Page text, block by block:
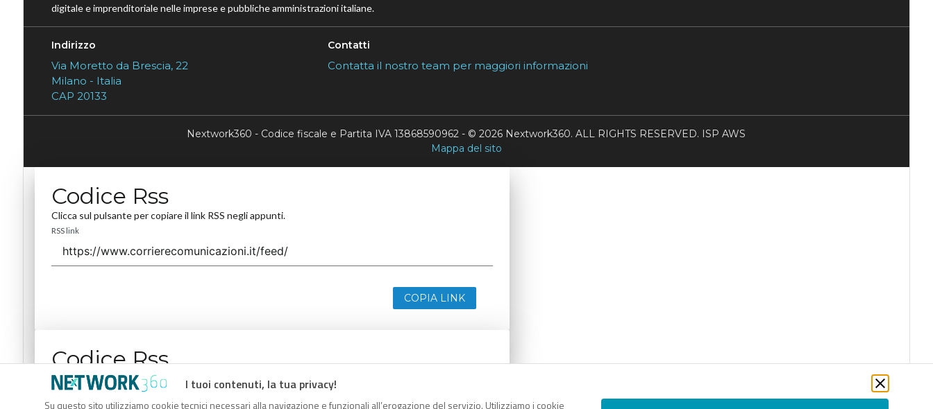
I tuoi contenuti, la tua privacy!
Su questo sito utilizziamo cookie tecnici necessari alla navigazione e funzionali all’erogazione del servizio. Utilizziamo i cookie
digitale e imprenditoriale nelle imprese e pubbliche amministrazioni italiane.
Indirizzo
Via Moretto da Brescia, 22
Milano - Italia
CAP 20133
Contatti
Contatta il nostro team per maggiori informazioni
Nextwork360 - Codice fiscale e Partita IVA 13868590962 - © 2026 Nextwork360. ALL RIGHTS RESERVED. ISP AWS
Mappa del sito
Codice Rss
Clicca sul pulsante per copiare il link RSS negli appunti.
RSS link
COPIA LINK
Codice Rss
Clicca sul pulsante per copiare il link RSS negli appunti.
RSS link